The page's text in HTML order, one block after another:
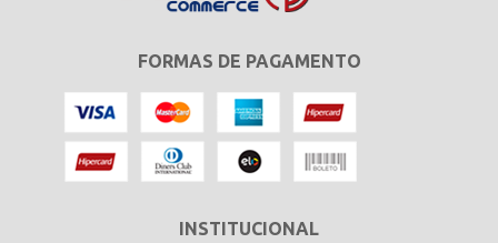
FORMAS DE PAGAMENTO
INSTITUCIONAL